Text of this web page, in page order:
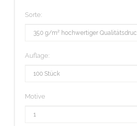
Sorte:
Auflage:
Motive